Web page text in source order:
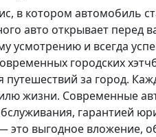
в котором автомобиль
авто открывает
усмотрению и всегда
городских
за город.
жизни. Современные
гарантией
выгодное вложение,